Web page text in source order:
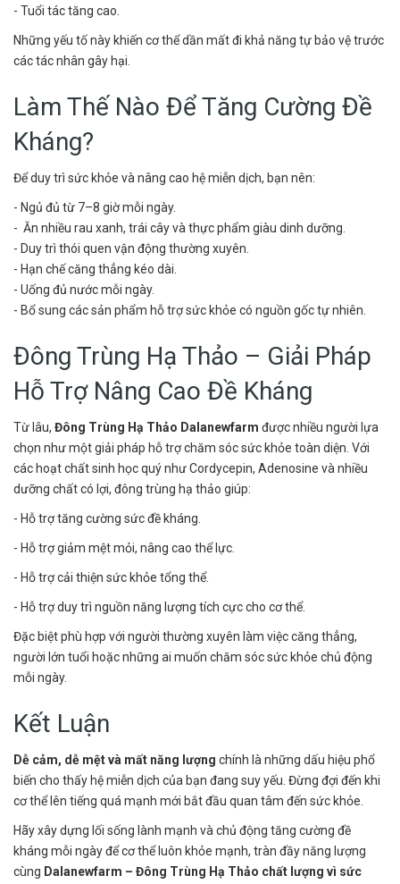
- Tuổi tác tăng cao.
Những yếu tố này khiến cơ thể dần mất đi khả năng tự bảo vệ trước
các tác nhân gây hại.
Làm Thế Nào Để Tăng Cường Đề
Kháng?
Để duy trì sức khỏe và nâng cao hệ miễn dịch, bạn nên:
- Ngủ đủ từ 7–8 giờ mỗi ngày.
- Ăn nhiều rau xanh, trái cây và thực phẩm giàu dinh dưỡng.
- Duy trì thói quen vận động thường xuyên.
- Hạn chế căng thẳng kéo dài.
- Uống đủ nước mỗi ngày.
- Bổ sung các sản phẩm hỗ trợ sức khỏe có nguồn gốc tự nhiên.
Đông Trùng Hạ Thảo – Giải Pháp
Hỗ Trợ Nâng Cao Đề Kháng
Từ lâu, Đông Trùng Hạ Thảo Dalanewfarm được nhiều người lựa
chọn như một giải pháp hỗ trợ chăm sóc sức khỏe toàn diện. Với
các hoạt chất sinh học quý như Cordycepin, Adenosine và nhiều
dưỡng chất có lợi, đông trùng hạ thảo giúp:
- Hỗ trợ tăng cường sức đề kháng.
- Hỗ trợ giảm mệt mỏi, nâng cao thể lực.
- Hỗ trợ cải thiện sức khỏe tổng thể.
- Hỗ trợ duy trì nguồn năng lượng tích cực cho cơ thể.
Đặc biệt phù hợp với người thường xuyên làm việc căng thẳng,
người lớn tuổi hoặc những ai muốn chăm sóc sức khỏe chủ động
mỗi ngày.
Kết Luận
Dễ cảm, dễ mệt và mất năng lượng chính là những dấu hiệu phổ
biến cho thấy hệ miễn dịch của bạn đang suy yếu. Đừng đợi đến khi
cơ thể lên tiếng quá mạnh mới bắt đầu quan tâm đến sức khỏe.
Hãy xây dựng lối sống lành mạnh và chủ động tăng cường đề
kháng mỗi ngày để cơ thể luôn khỏe mạnh, tràn đầy năng lượng
cùng Dalanewfarm – Đông Trùng Hạ Thảo chất lượng vì sức